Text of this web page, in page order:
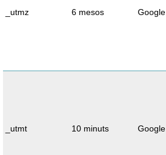
_utmz 6 mesos Google
_utmt 10 minuts Google